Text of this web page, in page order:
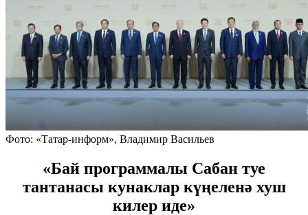
Фото: «Татар-информ», Владимир Васильев
«Бай программалы Сабан туе
тантанасы кунаклар күңеленә хуш
килер иде»